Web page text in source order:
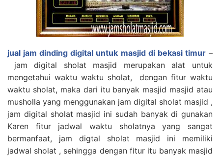
jual jam dinding digital untuk masjid di bekasi timur –
jam digital sholat masjid merupakan alat untuk
mengetahui waktu waktu sholat, dengan fitur waktu
waktu sholat, maka dari itu banyak masjid masjid atau
musholla yang menggunakan jam digital sholat masjid ,
jam digital sholat masjid ini sudah banyak di gunakan
Karen fitur jadwal waktu sholatnya yang sangat
bermanfaat, jam digtal sholat masjid ini memiliki
jadwal sholat , sehingga dengan fitur itu banyak masjid